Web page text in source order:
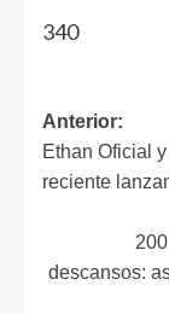
340
Anterior:
Ethan Oficial
reciente
descansos: